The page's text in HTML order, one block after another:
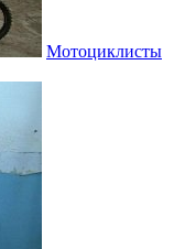
Мотоциклисты